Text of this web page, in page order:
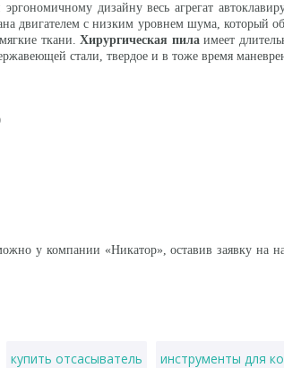
дизайну весь агрегат
двигателем с низким уровнем шума, который
ткани. Хирургическая пилаимеет
стали, твердое и в тоже время
у компании «Никатор», оставив заявку на
купить отсасыватель инструменты для